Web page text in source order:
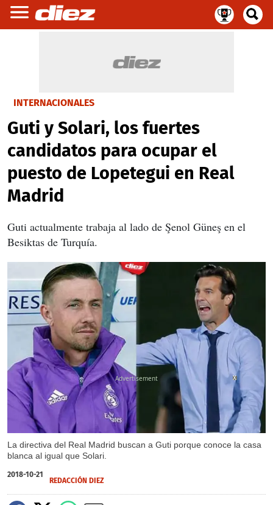
INTERNACIONALES
Guti y Solari, los fuertes
candidatos para ocupar el
puesto de Lopetegui en Real
Madrid
Guti actualmente trabaja al lado de Şenol Güneş en el
Besiktas de Turquía.
La directiva del Real Madrid buscan a Guti porque conoce la casa
blanca al igual que Solari.
X
2018-10-21
REDACCIÓN DIEZ